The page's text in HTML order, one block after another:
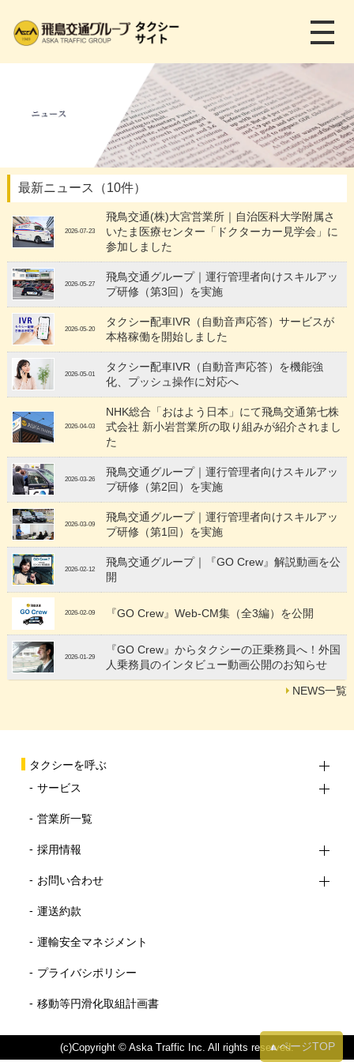
ニ
ー
を
開
く
最新ニュース（10件）
2026-07-23
飛鳥交通(株)大宮営業所｜自治医科大学附属さ
いたま医療センター「ドクターカー見学会」に
参加しました
2026-05-27
飛鳥交通グループ｜運行管理者向けスキルアッ
プ研修（第3回）を実施
2026-05-20
タクシー配車IVR（自動音声応答）サービスが
本格稼働を開始しました
2026-05-01
タクシー配車IVR（自動音声応答）を機能強
化、プッシュ操作に対応へ
2026-04-03
NHK総合「おはよう日本」にて飛鳥交通第七株
式会社 新小岩営業所の取り組みが紹介されまし
た
2026-03-26
飛鳥交通グループ｜運行管理者向けスキルアッ
プ研修（第2回）を実施
2026-03-09
飛鳥交通グループ｜運行管理者向けスキルアッ
プ研修（第1回）を実施
2026-02-12
飛鳥交通グループ｜『GO Crew』解説動画を公
開
2026-02-09 『GO Crew』Web-CM集（全3編）を公開
2026-01-29
『GO Crew』からタクシーの正乗務員へ！外国
人乗務員のインタビュー動画公開のお知らせ
NEWS一覧
▲ページTOP
タクシーを呼ぶ
サービス
営業所一覧
採用情報
お問い合わせ
運送約款
運輸安全マネジメント
プライバシポリシー
移動等円滑化取組計画書
(c)Copyright © Aska Traffic Inc. All rights reserved.